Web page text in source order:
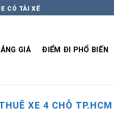
CÓ TÀI XẾ
GIÁ ĐIỂM ĐI PHỔ BIẾN
XE 4 CHỖ